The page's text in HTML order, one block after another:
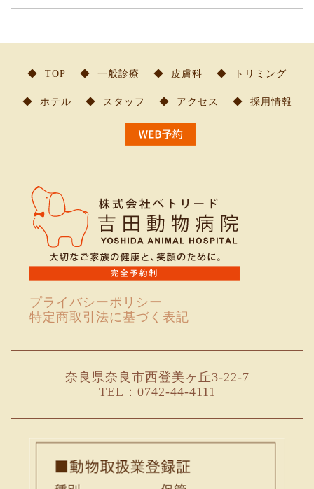
TOP 一般診療 皮膚科 トリミング
ホテル スタッフ アクセス 採用情報
プライバシーポリシー
特定商取引法に基づく表記
奈良県奈良市西登美ヶ丘3-22-7
TEL：0742-44-4111